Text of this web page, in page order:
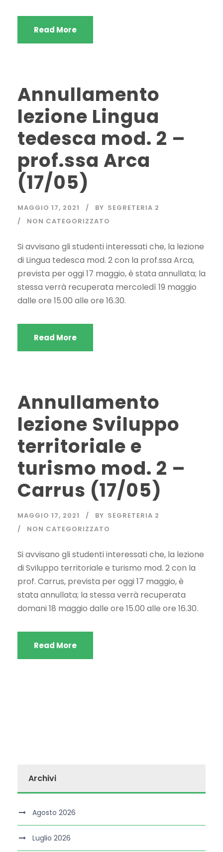
Read More
Annullamento
lezione Lingua
tedesca mod. 2 –
prof.ssa Arca
(17/05)
MAGGIO 17, 2021 BY SEGRETERIA 2
NON CATEGORIZZATO
Si avvisano gli studenti interessati che, la lezione
di Lingua tedesca mod. 2 con la prof.ssa Arca,
prevista per oggi 17 maggio, è stata annullata; la
stessa verrà recuperata mercoledì 19 maggio
dalle ore 15.00 alle ore 16.30.
Read More
Annullamento
lezione Sviluppo
territoriale e
turismo mod. 2 –
Carrus (17/05)
MAGGIO 17, 2021 BY SEGRETERIA 2
NON CATEGORIZZATO
Si avvisano gli studenti interessati che, la lezione
di Sviluppo territoriale e turismo mod. 2 con la
prof. Carrus, prevista per oggi 17 maggio, è
stata annullata; la stessa verrà recuperata
domani 18 maggio dalle ore 15.00 alle ore 16.30.
Read More
Archivi
Agosto 2026
Luglio 2026